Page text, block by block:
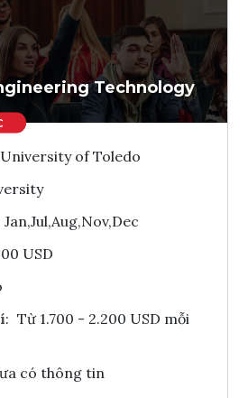
Ghi danh
Tham vấn Interlink
Technology
of Toledo
Jan,Jul,Aug,Nov,Dec
USD
: Từ 1.700 - 2.200 USD mỗi
có thông tin